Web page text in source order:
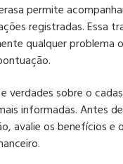
permite
registradas. Essa
qualquer problema
verdades sobre o
informadas. Antes
avalie os benefícios e